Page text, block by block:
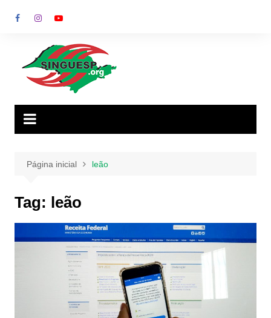
para
Página inicial leão
Tag: leão